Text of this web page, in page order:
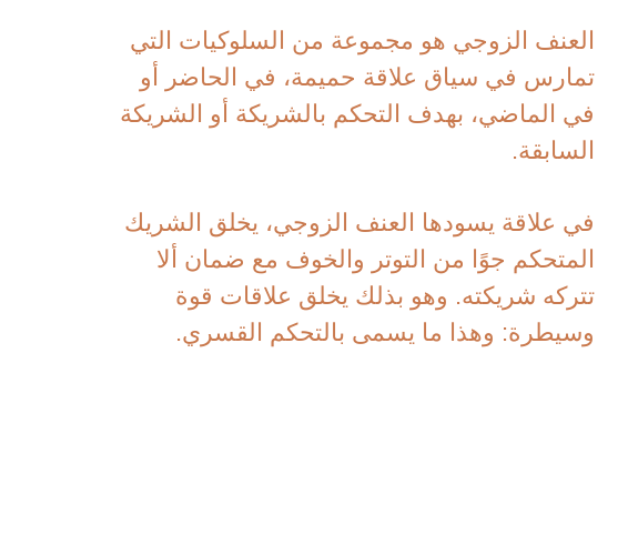
العنف الزوجي هو مجموعة من السلوكيات التي
تمارس في سياق علاقة حميمة، في الحاضر أو
في ​​الماضي، بهدف التحكم بالشريكة أو الشريكة
السابقة.
في علاقة يسودها العنف الزوجي، يخلق الشريك
المتحكم جوًا من التوتر والخوف مع ضمان ألا
تتركه شريكته. وهو بذلك يخلق علاقات قوة
وسيطرة: وهذا ما يسمى بالتحكم القسري.